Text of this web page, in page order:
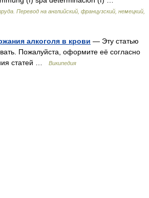
Перевод на английский, французский, немецкий,
алкоголя в крови — Эту статью
Пожалуйста, оформите её согласно
статей …
Википедия